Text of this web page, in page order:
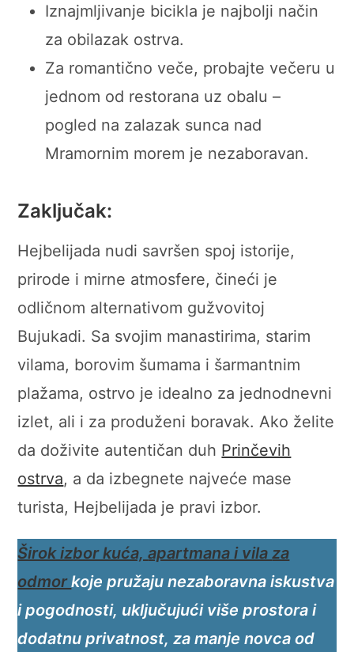
Iznajmljivanje bicikla je najbolji način
za obilazak ostrva.
Za romantično veče, probajte večeru u
jednom od restorana uz obalu –
pogled na zalazak sunca nad
Mramornim morem je nezaboravan.
Zaključak:
Hejbelijada nudi savršen spoj istorije,
prirode i mirne atmosfere, čineći je
odličnom alternativom gužvovitoj
Bujukadi. Sa svojim manastirima, starim
vilama, borovim šumama i šarmantnim
plažama, ostrvo je idealno za jednodnevni
izlet, ali i za produženi boravak. Ako želite
da doživite autentičan duh Prinčevih
ostrva, a da izbegnete najveće mase
turista, Hejbelijada je pravi izbor.
Širok izbor kuća,apartmana i vilaza
odmorkoje pružaju nezaboravna iskustva
i pogodnosti, uključujući više prostora i
dodatnu privatnost, za manje novca od